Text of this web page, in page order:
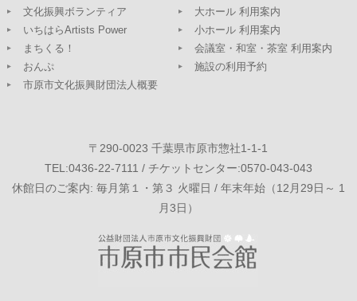
文化振興ボランティア
いちはらArtists Power
まちくる！
おんぷ
市原市文化振興財団法人概要
大ホール 利用案内
小ホール 利用案内
会議室・和室・茶室 利用案内
施設の利用予約
〒290-0023 千葉県市原市惣社1-1-1
TEL:0436-22-7111 / チケットセンター:0570-043-043
休館日のご案内: 毎月第１・第３ 火曜日 / 年末年始（12月29日～ 1
月3日）